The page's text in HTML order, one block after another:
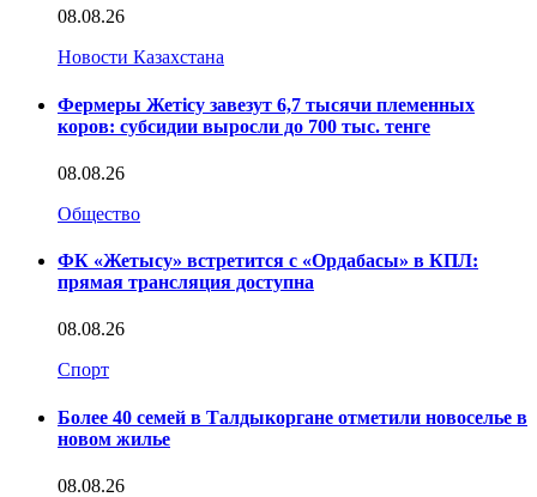
08.08.26
Новости Казахстана
Фермеры Жетісу завезут 6,7 тысячи племенных
коров: субсидии выросли до 700 тыс. тенге
08.08.26
Общество
ФК «Жетысу» встретится с «Ордабасы» в КПЛ:
прямая трансляция доступна
08.08.26
Спорт
Более 40 семей в Талдыкоргане отметили новоселье в
новом жилье
08.08.26